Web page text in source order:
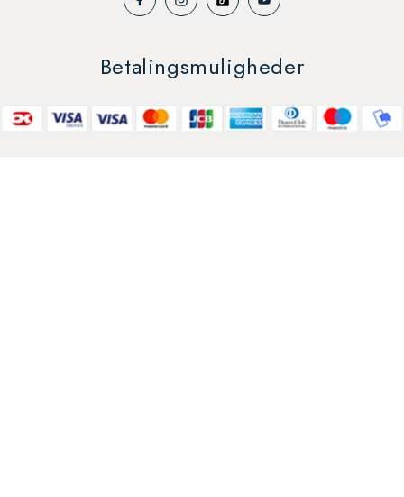
Betalingsmuligheder